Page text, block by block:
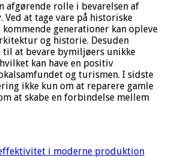
afgørende rolle i bevarelsen af
at tage vare på historiske
generationer kan opleve
og historie. Desuden
at bevare bymiljøers unikke
kan have en positiv
og turismen. I sidste
ikke kun om at reparere gamle
at skabe en forbindelse mellem
i moderne produktion